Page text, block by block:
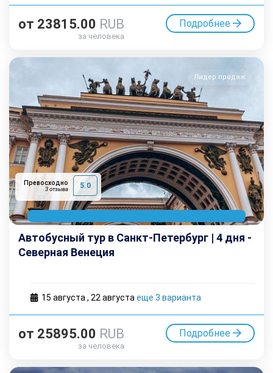
от 23815.00 RUB
за человека
Подробнее
Превосходно
3 отзыва 5.0
Лидер продаж
Автобусный тур в Санкт-Петербург | 4 дня -
Северная Венеция
15 августа , 22 августа еще 3 варианта
от 25895.00 RUB
за человека
Подробнее